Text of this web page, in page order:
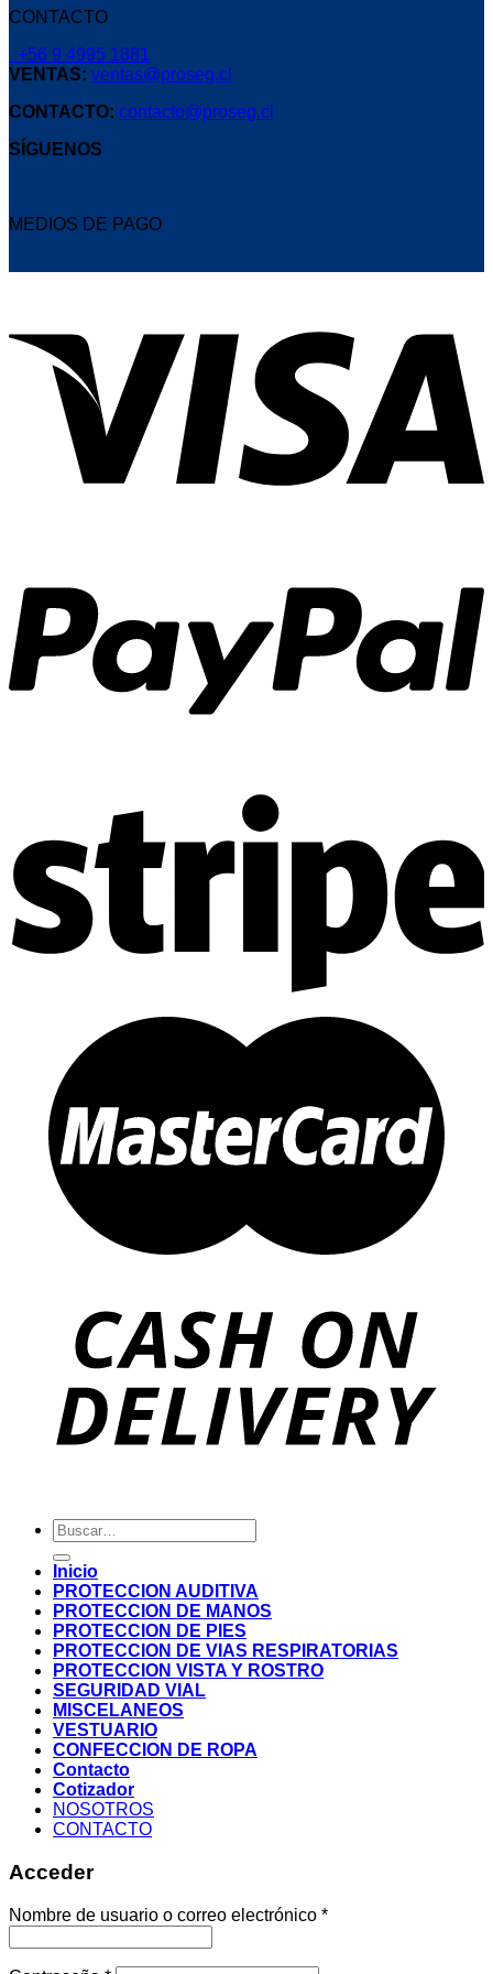
CONTACTO
+56 9 4995 1881
VENTAS: ventas@proseg.cl
CONTACTO: contacto@proseg.cl
SÍGUENOS
MEDIOS DE PAGO
Buscar
por:
Inicio
PROTECCION AUDITIVA
PROTECCION DE MANOS
PROTECCION DE PIES
PROTECCION DE VIAS RESPIRATORIAS
PROTECCION VISTA Y ROSTRO
SEGURIDAD VIAL
MISCELANEOS
VESTUARIO
CONFECCION DE ROPA
Contacto
Cotizador
NOSOTROS
CONTACTO
Acceder
Nombre de usuario o correo electrónico *